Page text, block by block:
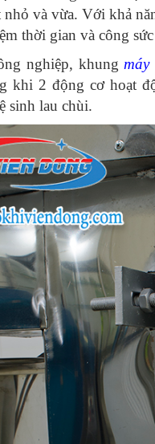
nhỏ và vừa. Với khả
thời gian và công
nghiệp, khung
khi 2 động cơ hoạt
sinh lau chùi.